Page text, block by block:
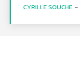
CYRILLE SOUCHE -